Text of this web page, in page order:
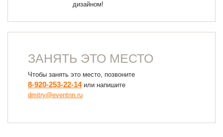
дизайном!
ЗАНЯТЬ ЭТО МЕСТО
Чтобы занять это место, позвоните
8-920-253-22-14или напишите
dmitry@eventnn.ru